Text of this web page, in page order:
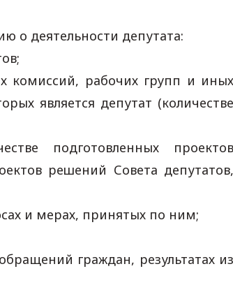
о деятельности депутата:
комиссий, рабочих групп и иных
является депутат (количестве
подготовленных проектов
решений Совета депутатов,
и мерах, принятых по ним;
граждан, результатах из